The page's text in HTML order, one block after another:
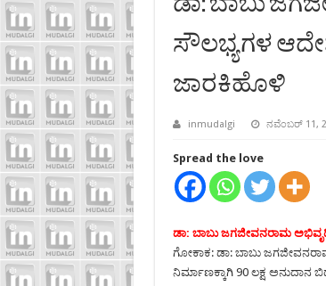
ಡಾ: ಬಾಬು
ಸೌಲಭ್ಯಗಳ
ಜಾರಕಿಹೊಳಿ
inmudalgi ನವೆಂಬರ್ 11,
Spread the love
ಡಾ: ಬಾಬು ಜಗಜೀವನರಾಮ
ಗೋಕಾಕ: ಡಾ: ಬಾಬು
ನಿರ್ಮಾಣಕ್ಕಾಗಿ 90 ಲಕ್ಷ ಅನುದಾನ